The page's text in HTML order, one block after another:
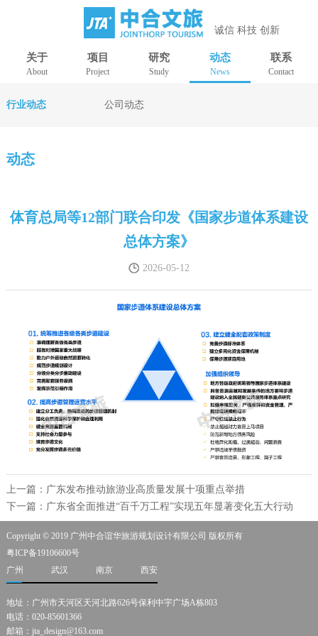
诚信 科技 创新
关于
About
项目
Project
研究
Study
动态
News
联系
Contact
行业动态 公司动态
动态
体育总局等12部门联合印发《国家步道体系建设
总体方案》
2026-05-12
上一篇：广东发布推动旅游业高质量发展十项重点举措
下一篇：广东省全面推进“百千万工程”实现五年显著变化五大行动
Copyright © 2019 广州中合谊华旅游规划设计有限公司 版权所有
粤ICP备19106600号
广州
武汉 南京 西安
地址：广州市天河区天河北路626号保利中宇广场A栋803
电话：020-85601366
邮箱：jta_design@163.com